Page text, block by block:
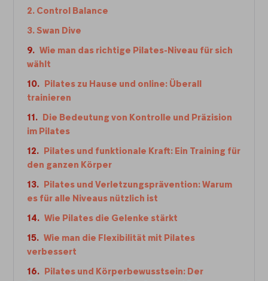
2. Control Balance
3. Swan Dive
Wie man das richtige Pilates-Niveau für sich
wählt
Pilates zu Hause und online: Überall
trainieren
Die Bedeutung von Kontrolle und Präzision
im Pilates
Pilates und funktionale Kraft: Ein Training für
den ganzen Körper
Pilates und Verletzungsprävention: Warum
es für alle Niveaus nützlich ist
Wie Pilates die Gelenke stärkt
Wie man die Flexibilität mit Pilates
verbessert
Pilates und Körperbewusstsein: Der